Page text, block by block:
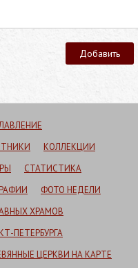
КОЛЛЕКЦИИ
СТАТИСТИКА
ФОТО НЕДЕЛИ
ХРАМОВ
ПЕТЕРБУРГА
ЦЕРКВИ НА КАРТЕ